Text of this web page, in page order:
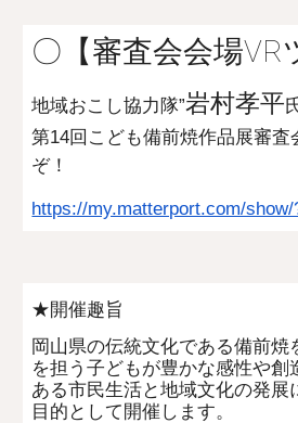
〇【審査会会場VR
地域おこし協力隊”岩村孝平
第14回こども備前焼作品展審査
ぞ！
https://my.matterport.com/
★開催趣旨
岡山県の伝統文化である備前焼
を担う子どもが豊かな感性や創
ある市民生活と地域文化の発展
目的として開催します。